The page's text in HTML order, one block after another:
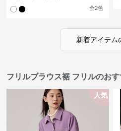
全2色
新着アイテム
フリルブラウス裾 フリルのお
人気